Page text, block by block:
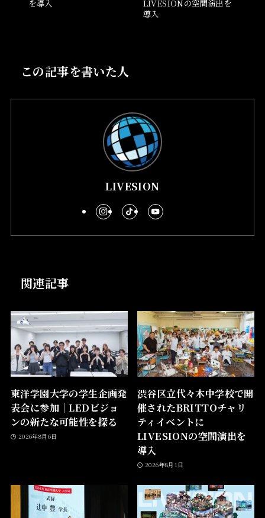
を導入
LIVESIONの空間演出を
導入
この記事を書いた人
LIVESION
関連記事
東洋学園大学の学生企画発
表会に参加｜LEDビジョ
ンの新たな可能性を探る
2026年8月6日
渋谷区立代々木中学校で開
催されたBRITTOチャリ
ティイベントに
LIVESIONの空間演出を
導入
2026年8月1日